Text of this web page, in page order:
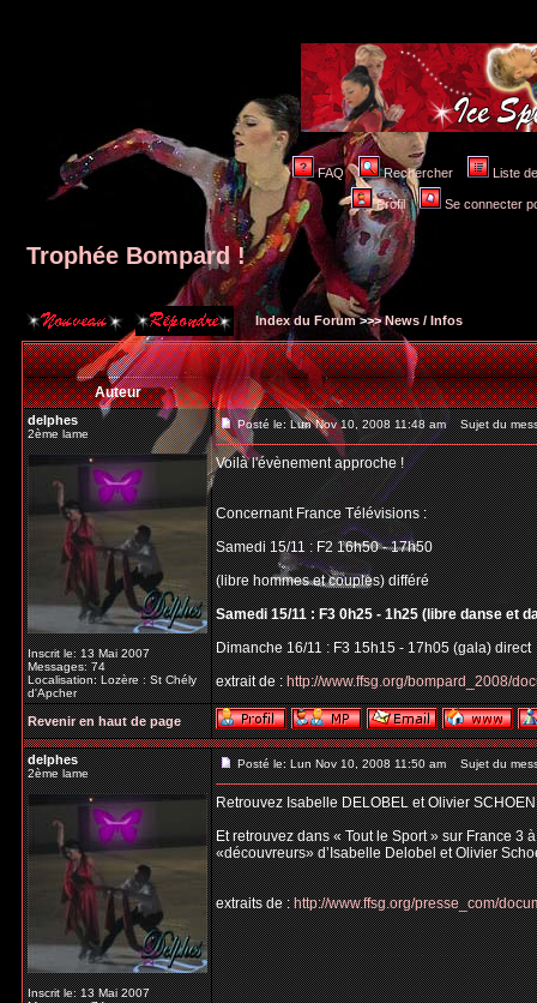
FAQ Rechercher Liste
Profil Se connecter
Trophée Bompard !
Index du Forum>>>News / Infos
Auteur
delphes
2ème lame
Inscrit le: 13 Mai 2007
Messages: 74
Localisation: Lozère : St Chély
d'Apcher
Posté le: Lun Nov 10, 2008 11:48 am Sujet du
Voilà l'évènement approche !
Concernant France Télévisions :
Samedi 15/11 : F2 16h50 - 17h50
(libre hommes et couples) différé
Samedi 15/11 : F3 0h25 - 1h25 (libre danse et
Dimanche 16/11 : F3 15h15 - 17h05 (gala) direct
extrait de :http://www.ffsg.org/bompard_2008/
Revenir en haut de page
delphes
2ème lame
Inscrit le: 13 Mai 2007
Posté le: Lun Nov 10, 2008 11:50 am Sujet du
Retrouvez Isabelle DELOBEL et Olivier
Et retrouvez dans « Tout le Sport » sur France 3
«découvreurs» d’Isabelle Delobel et Olivier
extraits de :http://www.ffsg.org/presse_com/